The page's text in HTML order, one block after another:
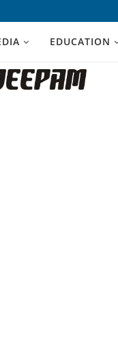
EDUCATION